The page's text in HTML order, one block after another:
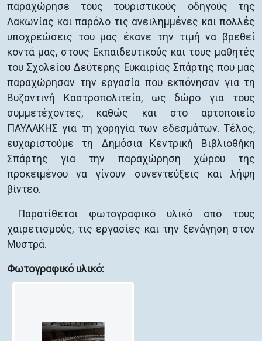
παραχώρησε τους τουριστικούς οδηγούς της
Λακωνίας και παρόλο τις ανειλημμένες και πολλές
υποχρεώσεις του μας έκανε την τιμή να βρεθεί
κοντά μας, στους Εκπαιδευτικούς και τους μαθητές
του Σχολείου Δεύτερης Ευκαιρίας Σπάρτης που μας
παραχώρησαν την εργασία που εκπόνησαν για τη
Βυζαντινή Καστροπολιτεία, ως δώρο για τους
συμμετέχοντες, καθώς και στο αρτοποιείο
ΠΑΥΛΑΚΗΣ για τη χορηγία των εδεσμάτων. Τέλος,
ευχαριστούμε τη Δημόσια Κεντρική Βιβλιοθήκη
Σπάρτης για την παραχώρηση χώρου της
προκειμένου να γίνουν συνεντεύξεις και λήψη
βίντεο.
Παρατίθεται φωτογραφικό υλικό από τους
χαιρετισμούς, τις εργασίες και την ξενάγηση στον
Μυστρά.
Φωτογραφικό υλικό: